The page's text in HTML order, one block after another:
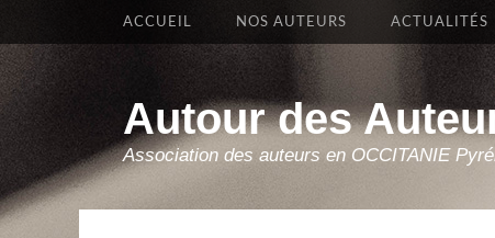
Autour des
Association des auteurs en OCCITANIE
Premier Menu
Aller
ACCUEIL NOS AUTEURS ACTUALITÉS